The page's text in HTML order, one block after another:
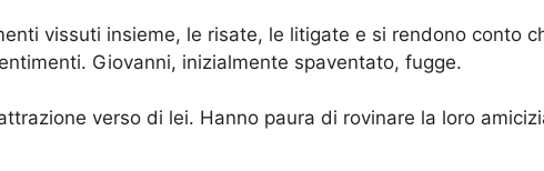
vissuti insieme, le risate, le litigate e si rendono conto
Giovanni, inizialmente spaventato, fugge.
verso di lei. Hanno paura di rovinare la loro